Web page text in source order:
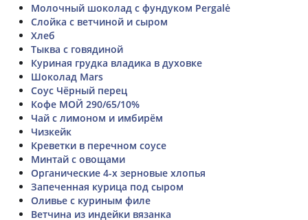
Молочный шоколад с фундуком Pergalė
Слойка с ветчиной и сыром
Хлеб
Тыква с говядиной
Куриная грудка владика в духовке
Шоколад Mars
Соус Чёрный перец
Кофе МОЙ 290/65/10%
Чай с лимоном и имбирём
Чизкейк
Креветки в перечном соусе
Минтай с овощами
Органические 4-х зерновые хлопья
Запеченная курица под сыром
Оливье с куриным филе
Ветчина из индейки вязанка